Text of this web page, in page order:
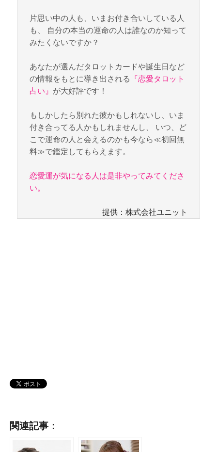
片思い中の人も、いまお付き合いしている人
も、 自分の本当の運命の人は誰なのか知って
みたくないですか？
あなたが選んだタロットカードや誕生日など
の情報をもとに導き出される
『恋愛タロット
占い』 が大好評です！
もしかしたら別れた彼かもしれないし、いま
付き合ってる人かもしれませんし、 いつ、ど
こで運命の人と会えるのかも今なら≪初回無
料≫で鑑定してもらえます。
恋愛運が気になる人は是非やってみてくださ
い。
提供：株式会社ユニット
関連記事：